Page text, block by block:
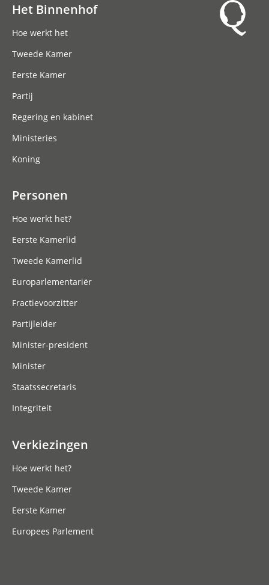
Het Binnenhof
Hoe werkt het
Tweede Kamer
Eerste Kamer
Partij
Regering en kabinet
Ministeries
Koning
Personen
Hoe werkt het?
Eerste Kamerlid
Tweede Kamerlid
Europarlementariër
Fractievoorzitter
Partijleider
Minister-president
Minister
Staatssecretaris
Integriteit
Verkiezingen
Hoe werkt het?
Tweede Kamer
Eerste Kamer
Europees Parlement